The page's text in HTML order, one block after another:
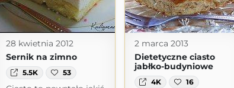
28 kwietnia 2012
Sernik na zimno
5.5K 53
2 marca 2013
Dietetyczne ciasto
jabłko-budyniowe
4K 16